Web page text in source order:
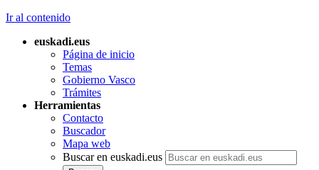
Ir al contenido
euskadi.eus
Página de inicio
Temas
Gobierno Vasco
Trámites
Herramientas
Contacto
Buscador
Mapa web
Buscar en euskadi.eus